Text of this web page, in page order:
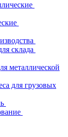
склада
металлической
для грузовых